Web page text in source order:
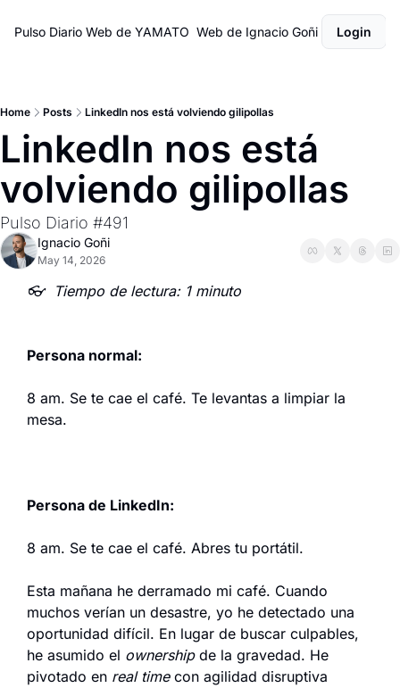
Pulso Diario Web de YAMATO Web de Ignacio Goñi Login
Home Posts LinkedIn nos está volviendo gilipollas
LinkedIn nos está
volviendo gilipollas
Pulso Diario #491
Ignacio Goñi
May 14, 2026
👓  Tiempo de lectura: 1 minuto
Persona normal:
8 am. Se te cae el café. Te levantas a limpiar la
mesa.
Persona de LinkedIn:
8 am. Se te cae el café. Abres tu portátil.
Esta mañana he derramado mi café. Cuando
muchos verían un desastre, yo he detectado una
oportunidad difícil. En lugar de buscar culpables,
he asumido el ownership de la gravedad. He
pivotado en real time con agilidad disruptiva